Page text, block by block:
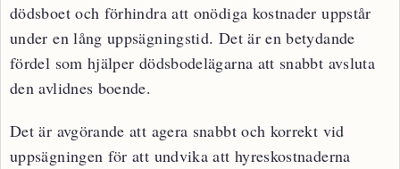
dödsboet och förhindra att onödiga kostnader uppstår
under en lång uppsägningstid. Det är en betydande
fördel som hjälper dödsbodelägarna att snabbt avsluta
den avlidnes boende.
Det är avgörande att agera snabbt och korrekt vid
uppsägningen för att undvika att hyreskostnaderna